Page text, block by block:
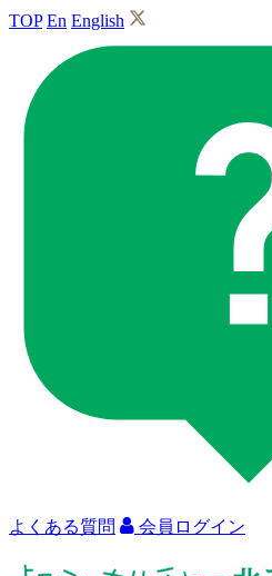
TOP En English
よくある質問 会員ログイン